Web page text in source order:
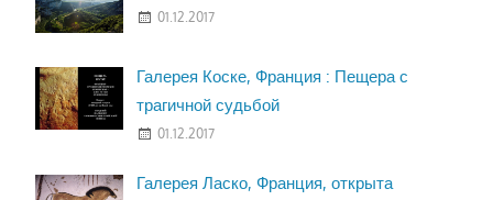
01.12.2017
Галерея Коске, Франция : Пещера с
трагичной судьбой
01.12.2017
Галерея Ласко, Франция, открыта